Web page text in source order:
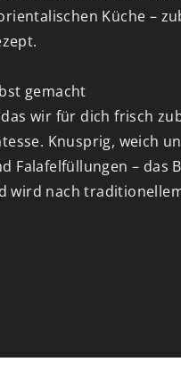
Küche –
gemacht
wir für dich frisch
Knusprig, weich
Falafelfüllungen – das
wird nach